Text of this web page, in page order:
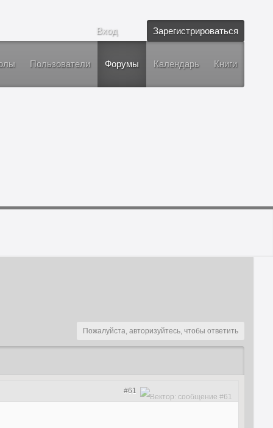
Вход Зарегистрироваться
Пользователи Форумы Календарь Книги
Пожалуйста, авторизуйтесь, чтобы ответить
#61